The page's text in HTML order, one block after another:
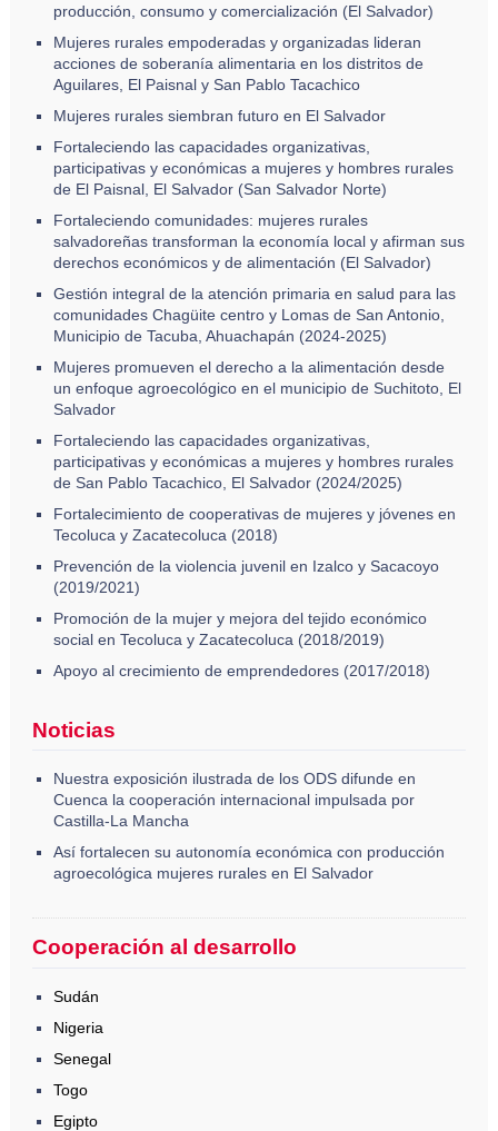
producción, consumo y comercialización (El Salvador)
Mujeres rurales empoderadas y organizadas lideran
acciones de soberanía alimentaria en los distritos de
Aguilares, El Paisnal y San Pablo Tacachico
Mujeres rurales siembran futuro en El Salvador
Fortaleciendo las capacidades organizativas,
participativas y económicas a mujeres y hombres rurales
de El Paisnal, El Salvador (San Salvador Norte)
Fortaleciendo comunidades: mujeres rurales
salvadoreñas transforman la economía local y afirman sus
derechos económicos y de alimentación (El Salvador)
Gestión integral de la atención primaria en salud para las
comunidades Chagüite centro y Lomas de San Antonio,
Municipio de Tacuba, Ahuachapán (2024-2025)
Mujeres promueven el derecho a la alimentación desde
un enfoque agroecológico en el municipio de Suchitoto, El
Salvador
Fortaleciendo las capacidades organizativas,
participativas y económicas a mujeres y hombres rurales
de San Pablo Tacachico, El Salvador (2024/2025)
Fortalecimiento de cooperativas de mujeres y jóvenes en
Tecoluca y Zacatecoluca (2018)
Prevención de la violencia juvenil en Izalco y Sacacoyo
(2019/2021)
Promoción de la mujer y mejora del tejido económico
social en Tecoluca y Zacatecoluca (2018/2019)
Apoyo al crecimiento de emprendedores (2017/2018)
Noticias
Nuestra exposición ilustrada de los ODS difunde en
Cuenca la cooperación internacional impulsada por
Castilla-La Mancha
Así fortalecen su autonomía económica con producción
agroecológica mujeres rurales en El Salvador
Cooperación al desarrollo
Sudán
Nigeria
Senegal
Togo
Egipto